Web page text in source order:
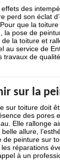
des
perd son éclat
que la
la pose de
de la toiture et
au service de
travaux de qualité.
sur la
sur toiture doit
des pores
Elle rallonge
allure,
de peinture sur
réparations
à un